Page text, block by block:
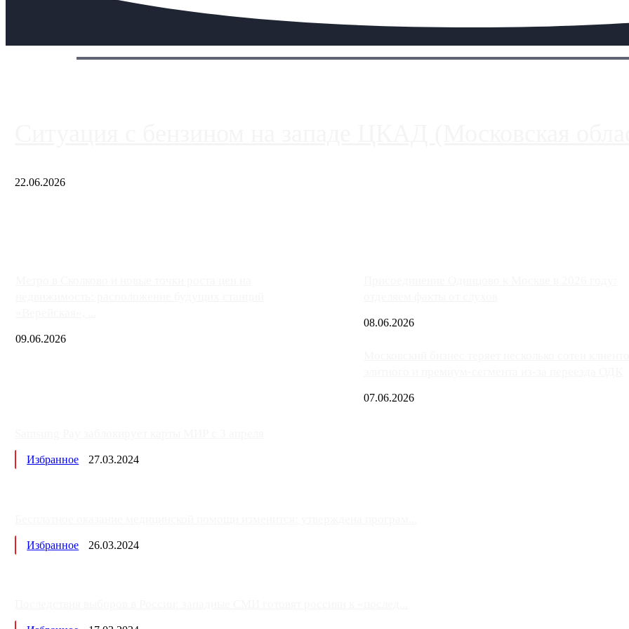
22.06.2026
09.06.2026
08.06.2026
07.06.2026
Избранное 27.03.2024
Избранное 26.03.2024